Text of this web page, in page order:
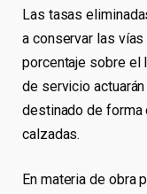
Las tasas
a conservar las vías
porcentaje sobre el
de servicio
destinado de forma
calzadas.
En materia de obra